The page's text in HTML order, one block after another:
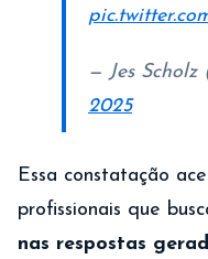
— Jes Scholz
2025
Essa constatação
profissionais que
nas respostas